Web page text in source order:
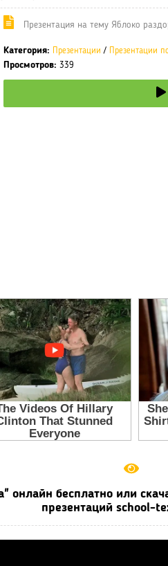
Презентация на тему Яблоко
Категория: Презентации / Презентации
Просмотров: 339
онлайн бесплатно или
презентаций school-